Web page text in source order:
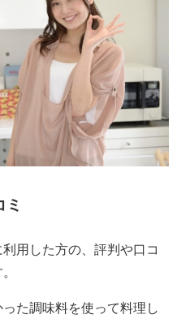
ミ
用した方の、評判や口コ
た調味料を使って料理し